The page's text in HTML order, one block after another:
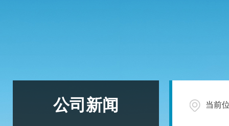
公司新闻 当前